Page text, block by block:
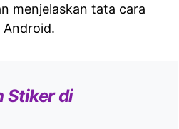
menjelaskan tata cara
Android.
Stiker di